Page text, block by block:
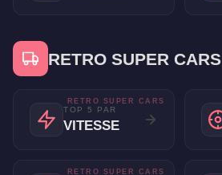
RETRO SUPER CARS
TOP 5 PAR
VITESSE
RETRO SUPER CARS
RETRO SUPER CARS